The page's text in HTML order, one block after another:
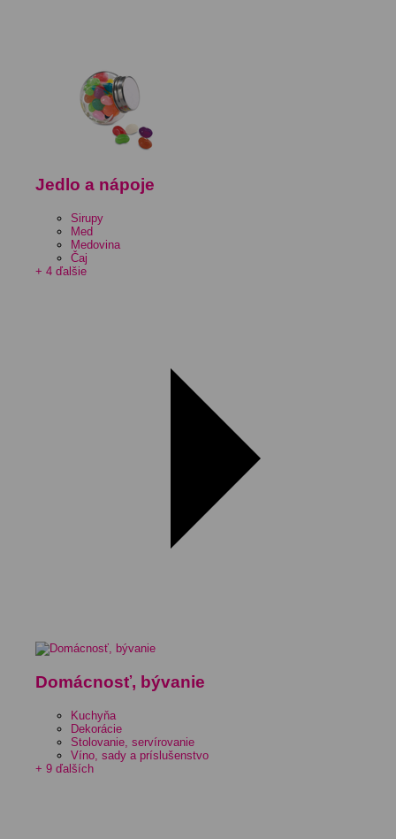
Jedlo a nápoje
Sirupy
Med
Medovina
Čaj
+ 4 ďalšie
Domácnosť, bývanie
Kuchyňa
Dekorácie
Stolovanie, servírovanie
Víno, sady a príslušenstvo
+ 9 ďalších